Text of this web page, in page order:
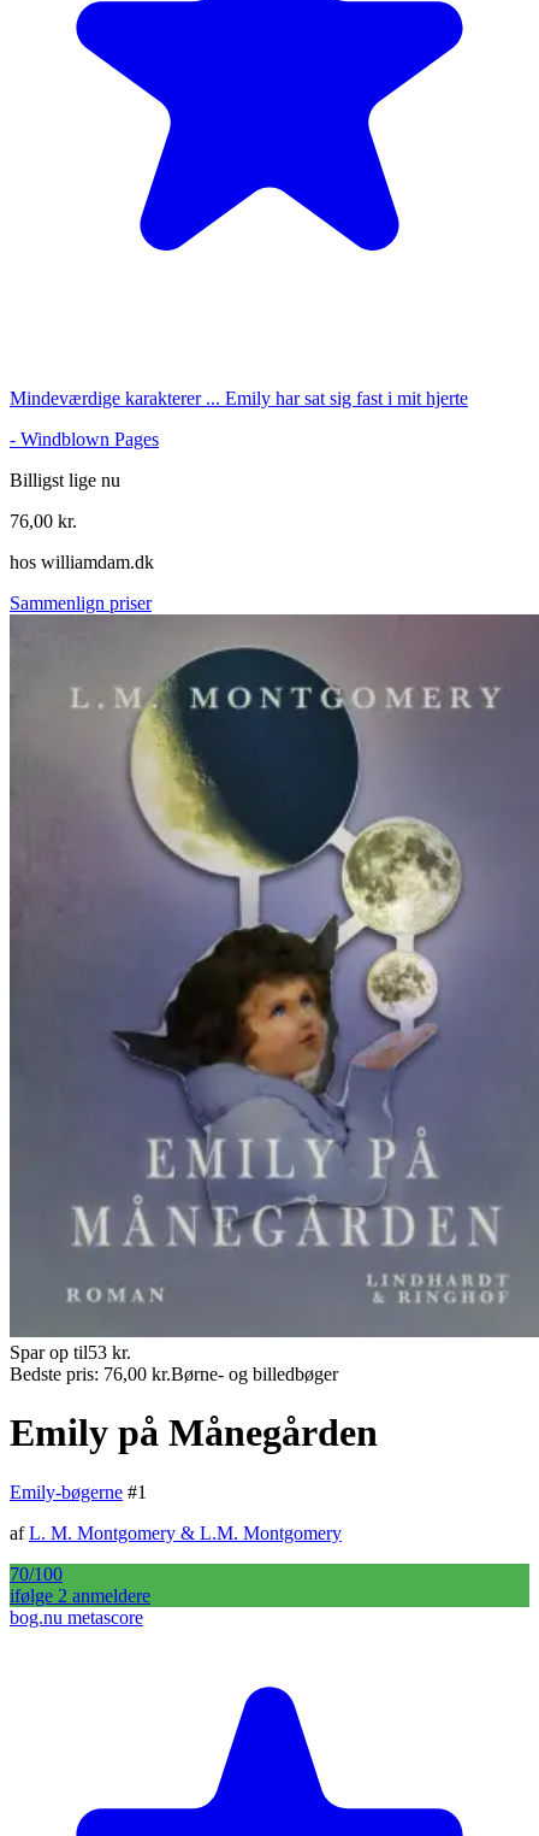
Mindeværdige karakterer ... Emily har sat sig fast i mit hjerte
- Windblown Pages
Billigst lige nu
76,00 kr.
hos williamdam.dk
Sammenlign priser
Spar op til53 kr.
Bedste pris: 76,00 kr.Børne- og billedbøger
Emily på Månegården
Emily-bøgerne #1
afL. M. Montgomery & L.M. Montgomery
70/100
ifølge 2 anmeldere
bog.nu metascore